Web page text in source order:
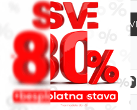
Zapratite nas